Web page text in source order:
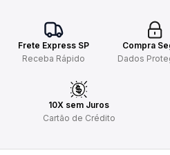
Frete Express SP
Receba Rápido
Compra
Dados
10X sem Juros
Cartão de Crédito